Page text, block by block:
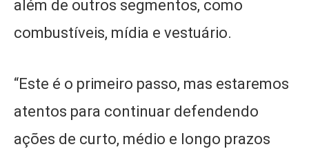
além de outros segmentos, como
combustíveis, mídia e vestuário.
“Este é o primeiro passo, mas estaremos
atentos para continuar defendendo
ações de curto, médio e longo prazos